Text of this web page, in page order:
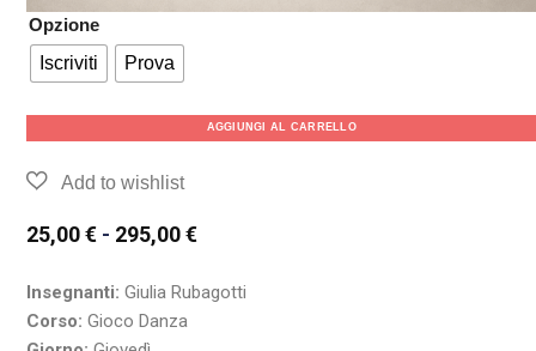
Opzione
Iscriviti
Prova
AGGIUNGI AL CARRELLO
25,00€ - 295,00€
Insegnanti: Giulia Rubagotti
Corso: Gioco Danza